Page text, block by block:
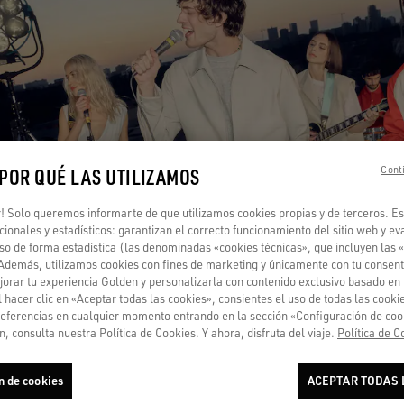
QUÉ LAS UTILIZAMOS
Solo queremos informarte de que utilizamos cookies propias y de terceros.
y estadísticos: garantizan el correcto funcionamiento del sitio web y
de forma estadística (las denominadas «cookies técnicas», que incluyen las
utilizamos cookies con fines de marketing y únicamente con tu
tu experiencia Golden y personalizarla con contenido exclusivo basado en
clic en «Aceptar todas las cookies», consientes el uso de todas las
en cualquier momento entrando en la sección «Configuración de
consulta nuestra Política de Cookies. Y ahora, disfruta del viaje. Política de
de cookies ACEPTAR TODAS